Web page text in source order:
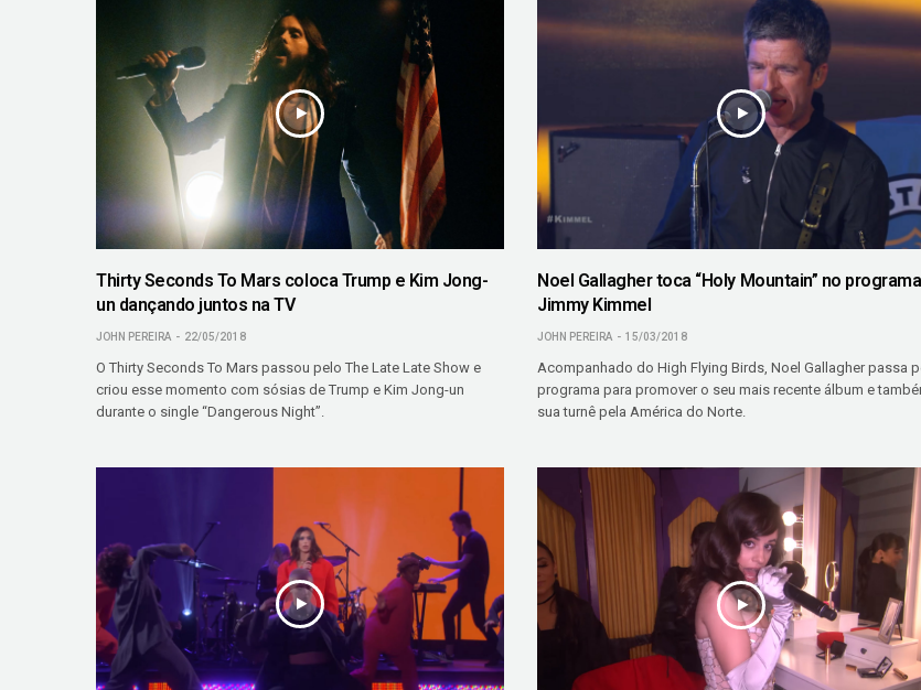
Thirty Seconds To Mars coloca Trump e Kim Jong-
un dançando juntos na TV
JOHN PEREIRA 22/05/2018
O Thirty Seconds To Mars passou pelo The Late Late Show e
criou esse momento com sósias de Trump e Kim Jong-un
durante o single “Dangerous Night”.
Noel Gallagher toca “Holy Mountain” no
Jimmy Kimmel
JOHN PEREIRA 15/03/2018
Acompanhado do High Flying Birds, Noel Gallagher passa
programa para promover o seu mais recente álbum e
sua turnê pela América do Norte.